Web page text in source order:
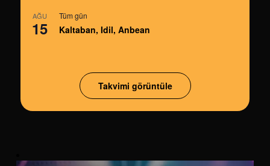
AĞU
15
Tüm gün
Kaltaban, Idil, Anbean
Takvimi görüntüle